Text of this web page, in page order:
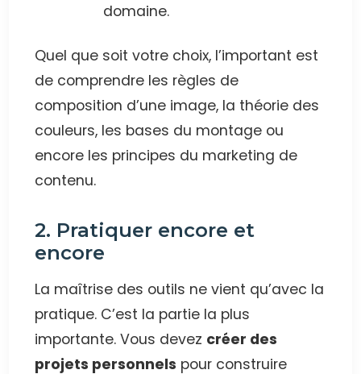
domaine.
Quel que soit votre choix, l’important est
de comprendre les règles de
composition d’une image, la théorie des
couleurs, les bases du montage ou
encore les principes du marketing de
contenu.
2. Pratiquer encore et
encore
La maîtrise des outils ne vient qu’avec la
pratique. C’est la partie la plus
importante. Vous devez créer des
projets personnels pour construire